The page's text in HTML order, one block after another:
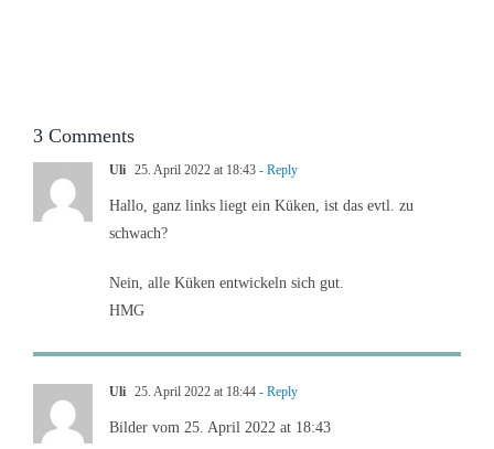
3 Comments
Uli 25. April 2022 at 18:43- Reply
Hallo, ganz links liegt ein Küken, ist das evtl. zu
schwach?
Nein, alle Küken entwickeln sich gut.
HMG
Uli 25. April 2022 at 18:44- Reply
Bilder vom 25. April 2022 at 18:43